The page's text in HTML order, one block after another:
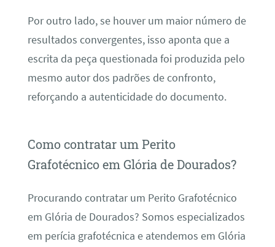
Por outro lado, se houver um maior número de
resultados convergentes, isso aponta que a
escrita da peça questionada foi produzida pelo
mesmo autor dos padrões de confronto,
reforçando a autenticidade do documento.
Como contratar um Perito
Grafotécnico em Glória de Dourados?
Procurando contratar um Perito Grafotécnico
em Glória de Dourados? Somos especializados
em perícia grafotécnica e atendemos em Glória